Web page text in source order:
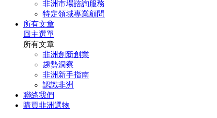
非洲市場諮詢服務
特定領域專業顧問
所有文章
回主選單
所有文章
非洲創新創業
趨勢洞察
非洲新手指南
認識非洲
聯絡我們
購買非洲選物